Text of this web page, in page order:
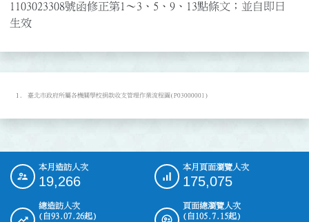
1103023308號函修正第1～3、5、9、13點條文；並自即日
生效
臺北市政府所屬各機關學校捐款收支管理作業流程圖(P03000001)
::: 本月造訪人次
19,266
本月頁面瀏覽人次
175,075
總造訪人次
(自93.07.26起)
頁面總瀏覽人次
(自105.7.15起)